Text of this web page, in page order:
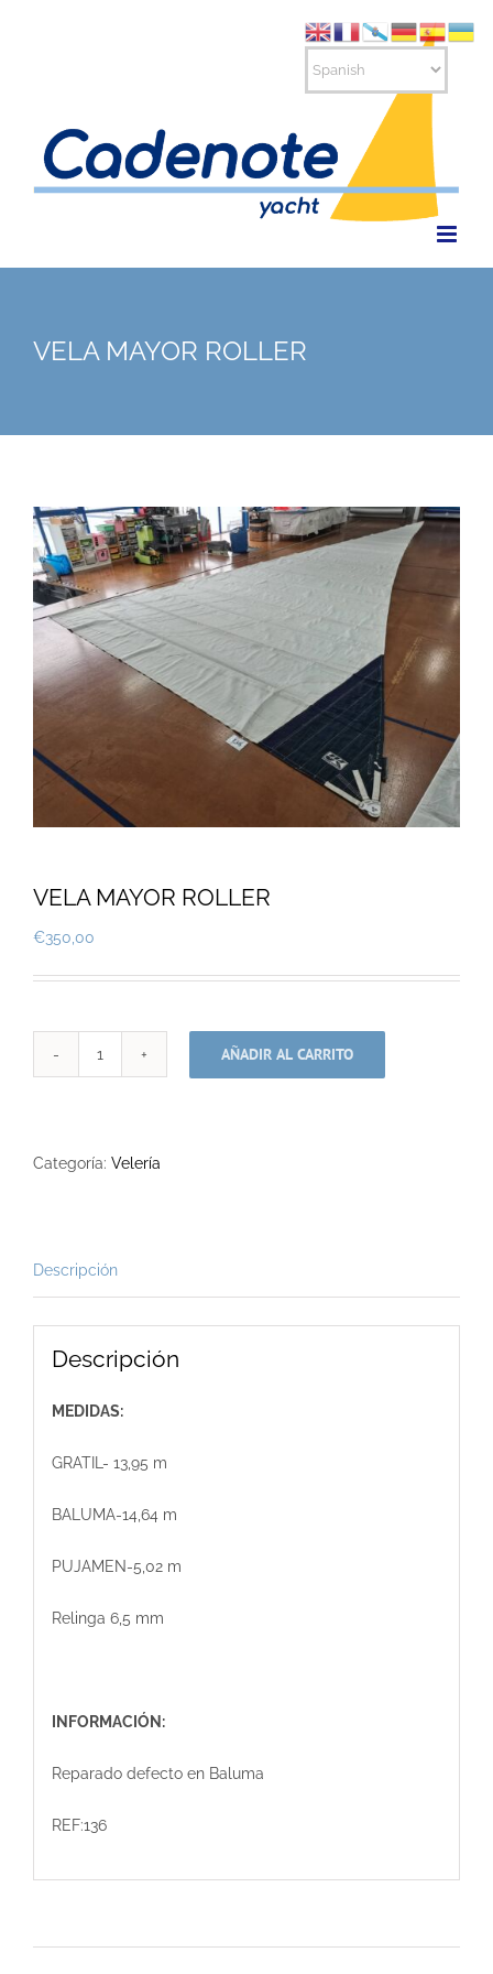
VELA MAYOR ROLLER
VELA MAYOR ROLLER
€350,00
cantidad
AÑADIR AL CARRITO
Categoría: Velería
Descripción
Descripción
MEDIDAS:
GRATIL- 13,95 m
BALUMA-14,64 m
PUJAMEN-5,02 m
Relinga 6,5 mm
INFORMACIÓN:
Reparado defecto en Baluma
REF:136